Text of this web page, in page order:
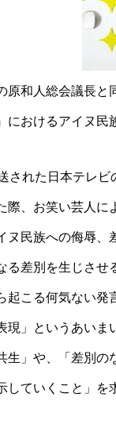
原和人総会議長
におけるアイヌ民
された日本テレ
際、お笑い芸人
ヌ民族への侮辱
る差別を生じさせ
起こる何気ない
現」というあい
生」や、「差別
していくこと」を